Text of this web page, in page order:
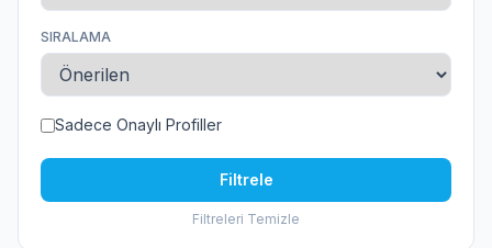
SIRALAMA
Sadece Onaylı Profiller
Filtrele
Filtreleri Temizle